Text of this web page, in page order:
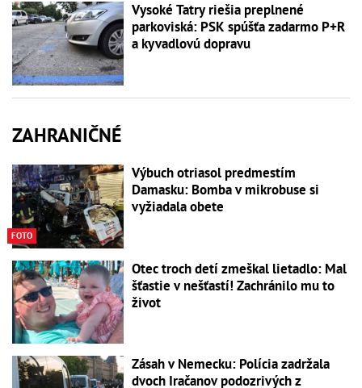
Vysoké Tatry riešia preplnené
parkoviská: PSK spúšťa zadarmo P+R
a kyvadlovú dopravu
ZAHRANIČNÉ
FOTO
Výbuch otriasol predmestím
Damasku: Bomba v mikrobuse si
vyžiadala obete
Otec troch detí zmeškal lietadlo: Mal
šťastie v nešťastí! Zachránilo mu to
život
Zásah v Nemecku: Polícia zadržala
dvoch Iračanov podozrivých z